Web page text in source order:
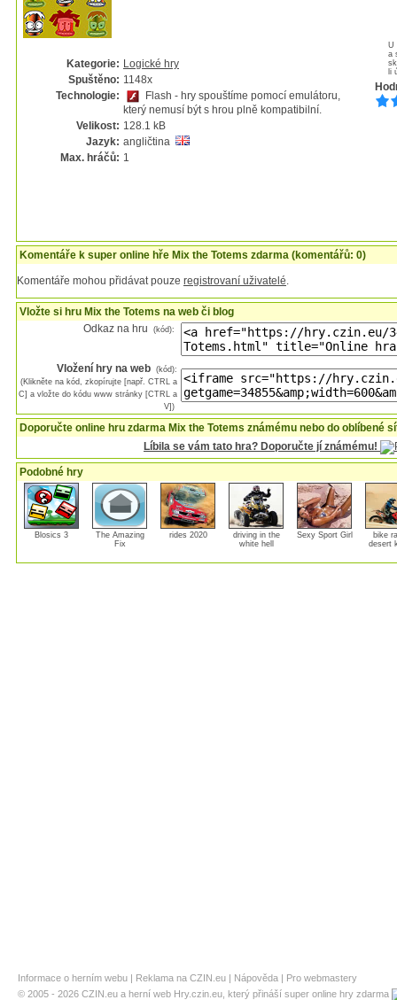
Kategorie: Logické hry
Spuštěno: 1148x
Technologie:
Flash - hry spouštíme pomocí emulátoru,
který nemusí být s hrou plně kompatibilní.
Velikost: 128.1 kB
Jazyk: angličtina
Max. hráčů: 1
U
a
li
Komentáře k super online hře Mix the Totems zdarma (komentářů: 0)
Komentáře mohou přidávat pouze registrovaní uživatelé.
Vložte si hru Mix the Totems na web či blog
Odkaz na hru
(kód):
Vložení hry na web (kód):
(Klikněte na kód, zkopírujte [např. CTRL a
C] a vložte do kódu www stránky [CTRL a
V])
Doporučte online hru zdarma Mix the Totems známému nebo do oblíbené
Líbila se vám tato hra? Doporučte jí známému!
Podobné hry
Blosics 3
The Amazing
Fix
rides 2020
driving in the
white hell
Sexy Sport Girl
bike
desert
Informace o herním webu | Reklama na CZIN.eu | Nápověda | Pro webmastery
© 2005 - 2026 CZIN.eu a herní web Hry.czin.eu, který přináší super online hry zdarma